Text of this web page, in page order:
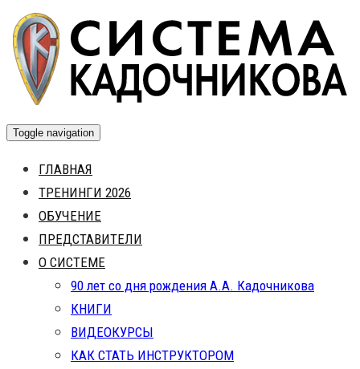
Skip
to
content
Toggle navigation
ГЛАВНАЯ
ТРЕНИНГИ 2026
ОБУЧЕНИЕ
ПРЕДСТАВИТЕЛИ
О СИСТЕМЕ
90 лет со дня рождения А.А. Кадочникова
КНИГИ
ВИДЕОКУРСЫ
КАК СТАТЬ ИНСТРУКТОРОМ